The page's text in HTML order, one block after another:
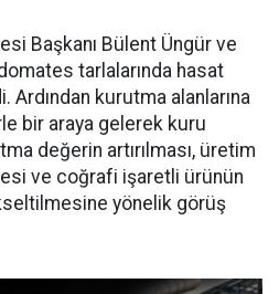
Başkanı Bülent Üngür ve
tarlalarında hasat
Ardından kurutma alanlarına
bir araya gelerek kuru
değerin artırılması, üretim
ve coğrafi işaretli ürünün
yönelik görüş